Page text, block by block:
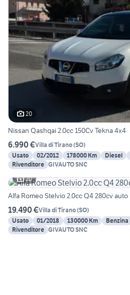
20
Nissan Qashqai 2.0cc 150Cv Tekna 4x4
6.990 €Villa di Tirano(SO)
Usato
02/2012 178000 Km Diesel
Rivenditore GIVAUTO SNC
20
Alfa Romeo Stelvio 2.0cc Q4 280cv auto
19.490 €Villa di Tirano(SO)
Usato
01/2018 130000 Km Benzina
Rivenditore GIVAUTO SNC